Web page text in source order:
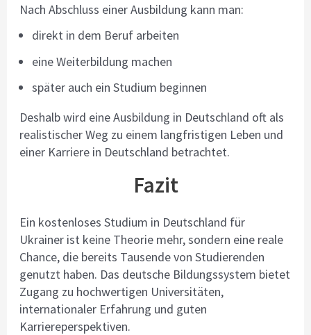
Nach Abschluss einer Ausbildung kann man:
direkt in dem Beruf arbeiten
eine Weiterbildung machen
später auch ein Studium beginnen
Deshalb wird eine Ausbildung in Deutschland oft als
realistischer Weg zu einem langfristigen Leben und
einer Karriere in Deutschland betrachtet.
Fazit
Ein kostenloses Studium in Deutschland für
Ukrainer ist keine Theorie mehr, sondern eine reale
Chance, die bereits Tausende von Studierenden
genutzt haben. Das deutsche Bildungssystem bietet
Zugang zu hochwertigen Universitäten,
internationaler Erfahrung und guten
Karriereperspektiven.